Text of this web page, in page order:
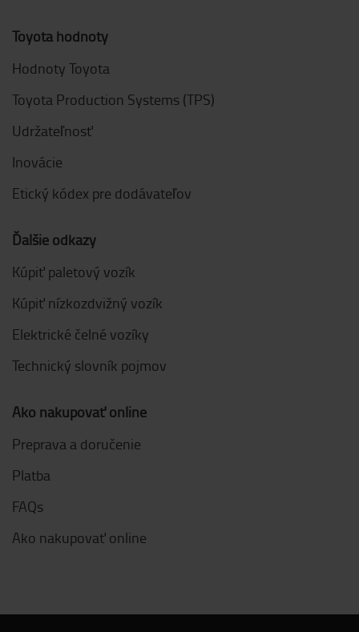
Toyota hodnoty
Hodnoty Toyota
Toyota Production Systems (TPS)
Udržateľnosť
Inovácie
Etický kódex pre dodávateľov
Ďalšie odkazy
Kúpiť paletový vozík
Kúpiť nízkozdvižný vozík
Elektrické čelné vozíky
Technický slovník pojmov
Ako nakupovať online
Preprava a doručenie
Platba
FAQs
Ako nakupovať online